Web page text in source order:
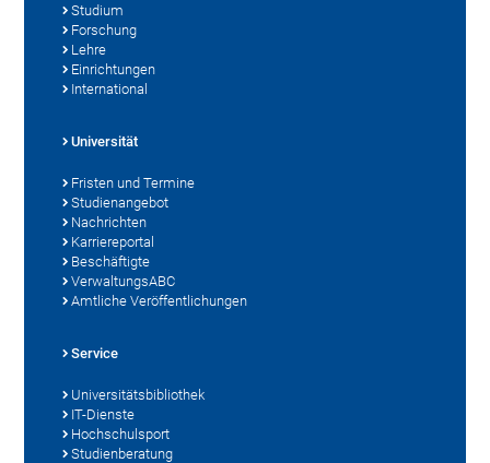
Studium
Forschung
Lehre
Einrichtungen
International
Universität
Fristen und Termine
Studienangebot
Nachrichten
Karriereportal
Beschäftigte
VerwaltungsABC
Amtliche Veröffentlichungen
Service
Universitätsbibliothek
IT-Dienste
Hochschulsport
Studienberatung